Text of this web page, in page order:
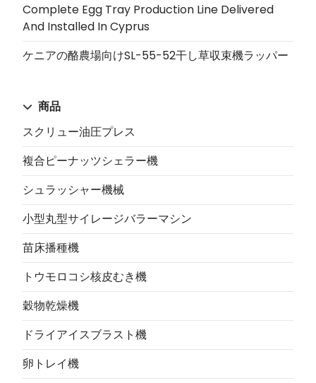
Complete Egg Tray Production Line Delivered
And Installed In Cyprus
ケニアの酪農場向けSL-55-52干し草収束機ラッパー
商品
スクリュー油圧プレス
複合ピーナッツシェラー機
シュラッシャー機械
小型丸型サイレージバラーマシン
苗床播種機
トウモロコシ核皮むき機
穀物乾燥機
ドライアイスブラスト機
卵トレイ機